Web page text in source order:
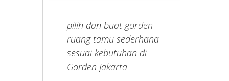
pilih dan buat gorden
ruang tamu sederhana
sesuai kebutuhan di
Gorden Jakarta